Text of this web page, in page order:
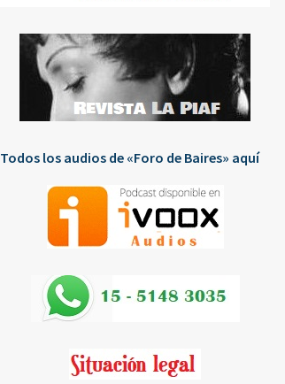
Todos los audios de «Foro de Baires» aquí